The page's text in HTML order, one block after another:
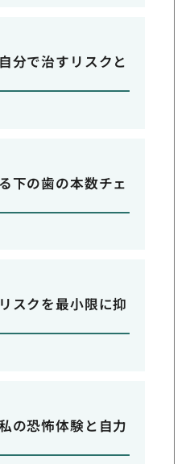
分で治すリスクと
下の歯の本数チェ
スクを最小限に抑
の恐怖体験と自力